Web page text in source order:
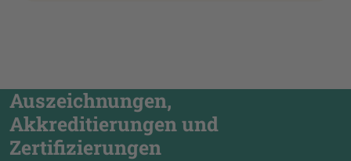
Auszeichnungen,
Akkreditierungen und
Zertifizierungen